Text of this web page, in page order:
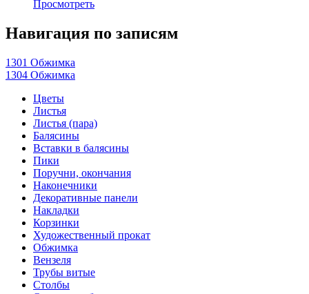
Просмотреть
Навигация по записям
1301 Обжимка
1304 Обжимка
Цветы
Листья
Листья (пара)
Балясины
Вставки в балясины
Пики
Поручни, окончания
Наконечники
Декоративные панели
Накладки
Корзинки
Художественный прокат
Обжимка
Вензеля
Трубы витые
Столбы